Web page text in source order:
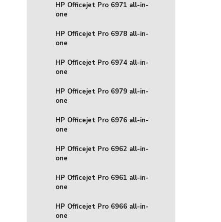
HP Officejet Pro 6971 all-in-
one
HP Officejet Pro 6978 all-in-
one
HP Officejet Pro 6974 all-in-
one
HP Officejet Pro 6979 all-in-
one
HP Officejet Pro 6976 all-in-
one
HP Officejet Pro 6962 all-in-
one
HP Officejet Pro 6961 all-in-
one
HP Officejet Pro 6966 all-in-
one